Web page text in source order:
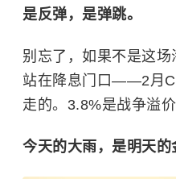
是反弹，是弹跳。
别忘了，如果不是这
站在降息门口——2月
走的。3.8%是战争溢
今天的大雨，是明天的